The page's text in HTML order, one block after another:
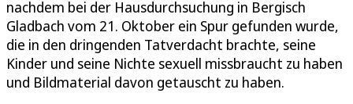
nachdem bei der Hausdurchsuchung in Bergisch
Gladbach vom 21. Oktober ein Spur gefunden wurde,
die in den dringenden Tatverdacht brachte, seine
Kinder und seine Nichte sexuell missbraucht zu haben
und Bildmaterial davon getauscht zu haben.